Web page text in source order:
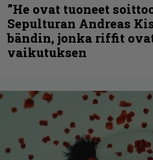
”He ovat tuoneet
Sepulturan Andreas
bändin, jonka riffit
vaikutuksen